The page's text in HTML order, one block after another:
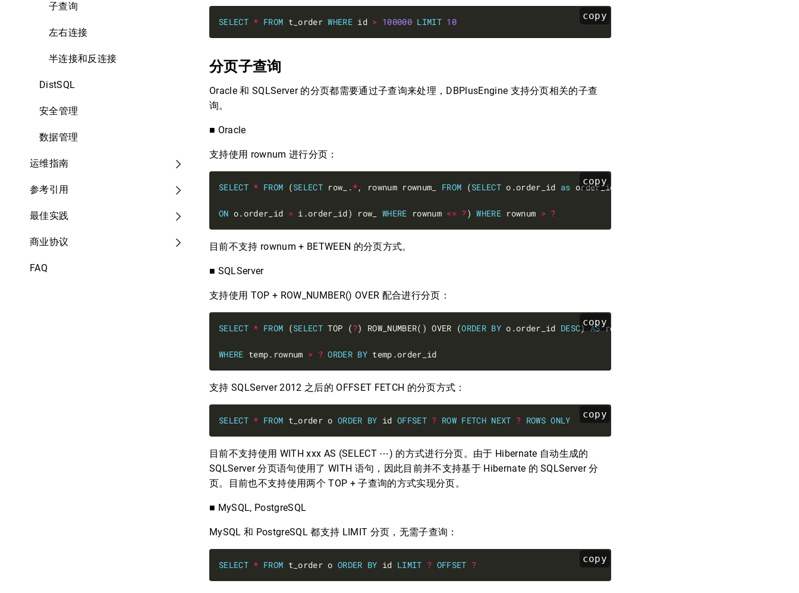
子查询
左右连接
半连接和反连接
DistSQL
安全管理
数据管理
运维指南
参考引用
最佳实践
商业协议
FAQ
copy
SELECT * FROM t_order WHERE id > 100000 LIMIT 10
分页子查询
Oracle 和 SQLServer 的分页都需要通过子查询来处理，DBPlusEngine 支持分页相关的子查
询。
■ Oracle
支持使用 rownum 进行分页：
copy
SELECT * FROM (SELECT row_.*, rownum rownum_ FROM (SELECT o.order_id as order_id
ON o.order_id = i.order_id) row_ WHERE rownum <= ?) WHERE rownum > ?
目前不支持 rownum + BETWEEN 的分页方式。
■ SQLServer
支持使用 TOP + ROW_NUMBER() OVER 配合进行分页：
copy
SELECT * FROM (SELECT TOP (?) ROW_NUMBER() OVER (ORDER BY o.order_id DESC) AS rownum,
WHERE temp.rownum > ? ORDER BY
支持 SQLServer 2012 之后的 OFFSET FETCH 的分页方式：
copy
SELECT * FROM t_order o ORDER BY id OFFSET ? ROW FETCH NEXT ? ROWS ONLY
目前不支持使用 WITH xxx AS (SELECT ⋯) 的方式进行分页。由于 Hibernate 自动生成的
SQLServer 分页语句使用了 WITH 语句，因此目前并不支持基于 Hibernate 的 SQLServer 分
页。目前也不支持使用两个 TOP + 子查询的方式实现分页。
■ MySQL, PostgreSQL
MySQL 和 PostgreSQL 都支持 LIMIT 分页，无需子查询：
copy
SELECT * FROM t_order o ORDER BY id LIMIT ? OFFSET ?